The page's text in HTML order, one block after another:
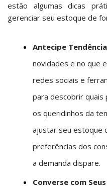
estão algumas dicas
gerenciar seu estoque de
Antecipe
novidades e no que
redes sociais e
para descobrir
os queridinhos da
ajustar seu estoque
preferências dos
a demanda dispare.
Converse com